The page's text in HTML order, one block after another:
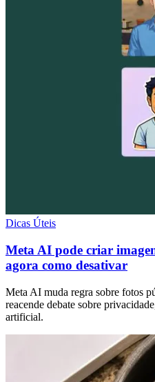
Dicas Úteis
Meta AI pode criar
agora como desativar
Meta AI muda regra sobre fotos
reacende debate sobre
artificial.